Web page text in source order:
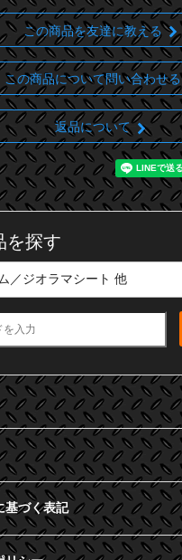
この商品を友達に教える
この商品について問い合わせる
返品について
を探す
基づく表記